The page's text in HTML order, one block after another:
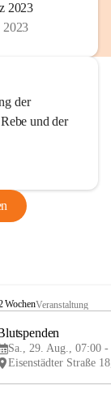
2023
der
und der
WochenVeranstaltung
Sa., 29. Aug., 07:00 -